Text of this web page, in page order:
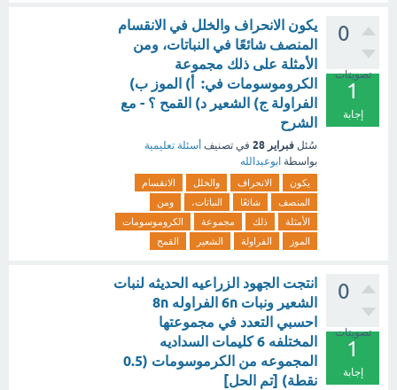
0
تصويتات
1
إجابة
يكون الانحراف والخلل في الانقسام
المنصف شائعًا في النباتات، ومن
الأمثلة على ذلك مجموعة
الكروموسومات في: أ) الموز ب)
الفراولة ج) الشعير د) القمح ؟ - مع
الشرح
سُئل فبراير 28 في تصنيف أسئلة تعليمية
بواسطة ابوعبدالله
يكون الانحراف والخلل
الانقسام
المنصف
شائعًا النباتات،
ومن
الأمثلة
ذلك مجموعة
الكروموسومات
الموز
الفراولة الشعير القمح
0
تصويتات
1
إجابة
انتجت الجهود الزراعيه الحديثه لنبات
الشعير ونبات 6n الفراوله 8n
احسبي التعدد في مجموعتها
المختلفه 6 كليمات السداديه
المجموعه من الكرموسومات (0.5
نقطة) [تم الحل]